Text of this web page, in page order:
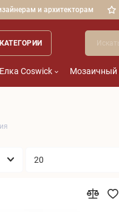
и архитекторам
Елка Coswick Мозаичный